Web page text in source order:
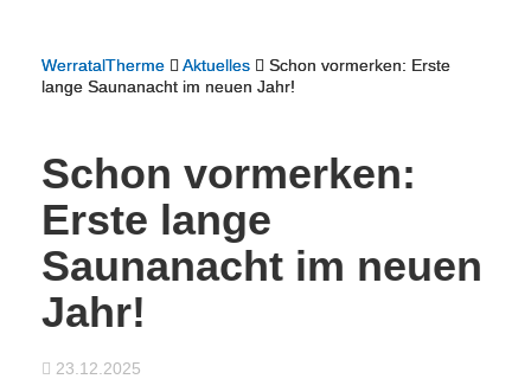
WerratalTherme Aktuelles
Schon vormerken: Erste
lange Saunanacht im neuen Jahr!
Schon vormerken:
Erste lange
Saunanacht im neuen
Jahr!
23.12.2025